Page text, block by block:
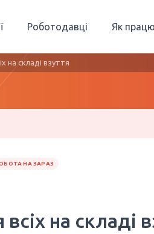
Роботодавці Як
на складі взуття
НА ЗАРАЗ
на складі